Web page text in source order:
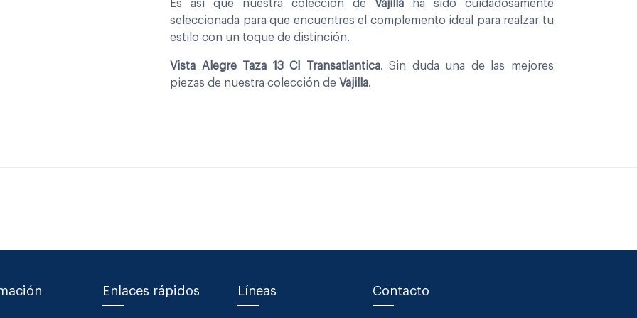
Es asi que nuestra coleccion de Vajilla ha sido cuidadosamente
seleccionada para que encuentres el complemento ideal para realzar tu
estilo con un toque de distinción.
Vista Alegre Taza 13 Cl Transatlantica. Sin duda una de las mejores
piezas de nuestra colección de Vajilla.
Enlaces rápidos Líneas Contacto